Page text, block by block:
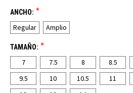
ANCHO: *
Regular Amplio
TAMAÑO: *
7 7.5 8 8.5
9.5
10 10.5 11